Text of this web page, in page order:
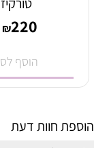
₪220
הוסף
הוספת חוות דעת